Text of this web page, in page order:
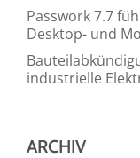
Passwork 7.7
Desktop- und
industrielle
ARCHIV